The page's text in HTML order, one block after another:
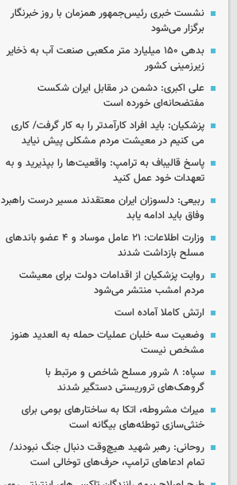
نشست خبری رئیس‌جمهور همزمان با روز خبرنگار
برگزار می‌شود
بدهی ۱۵۰ میلیارد متر مکعبی صنعت آب به ذخایر
زیرزمینی کشور
علی اکبری: دشمن در مقابل ایران شکست
مفتضحانه‌ای خورده است
پزشکیان: باید افراد کارآمدتر را به کار گرفت/ کاری
می کنیم در معیشت مردم مشکلی پیش نیاید
پاسخ قالیباف به ترامپ: واقعیت‌ها را بپذیرید و به
تعهدات خود عمل کنید
ربیعی: دلسوزان ایران معتقدند مسیر درست راهبرد
وفاق باید ادامه یابد
وزارت اطلاعات: ۲۱ عامل موساد و ۴ عضو باندهای
مسلح بازداشت شدند
روایت پزشکیان از اقدامات دولت برای معیشت
مردم امشب منتشر می‌شود
ارتش کاملا آماده است
وضعیت سه خلبان عملیات حمله به العدید هنوز
مشخص نیست
سپاه: ۸ شرور مسلح شاخص و مرتبط با
گروهک‌های تروریستی دستگیر شدند
میراث مشروطه، اتکا به ساختارهای بومی برای
خنثی‌سازی توطئه‌های بیگانه است
روحانی: رهبر شهید هیچ‌وقت دنبال جنگ نبودند/
تمام ادعاهای ترامپ، حرف‌های توخالی است